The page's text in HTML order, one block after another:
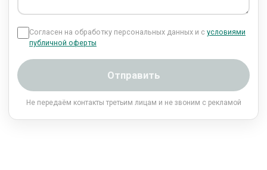
Согласен на обработку персональных данных и с условиями
публичной оферты
Отправить
Не передаём контакты третьим лицам и не звоним с рекламой